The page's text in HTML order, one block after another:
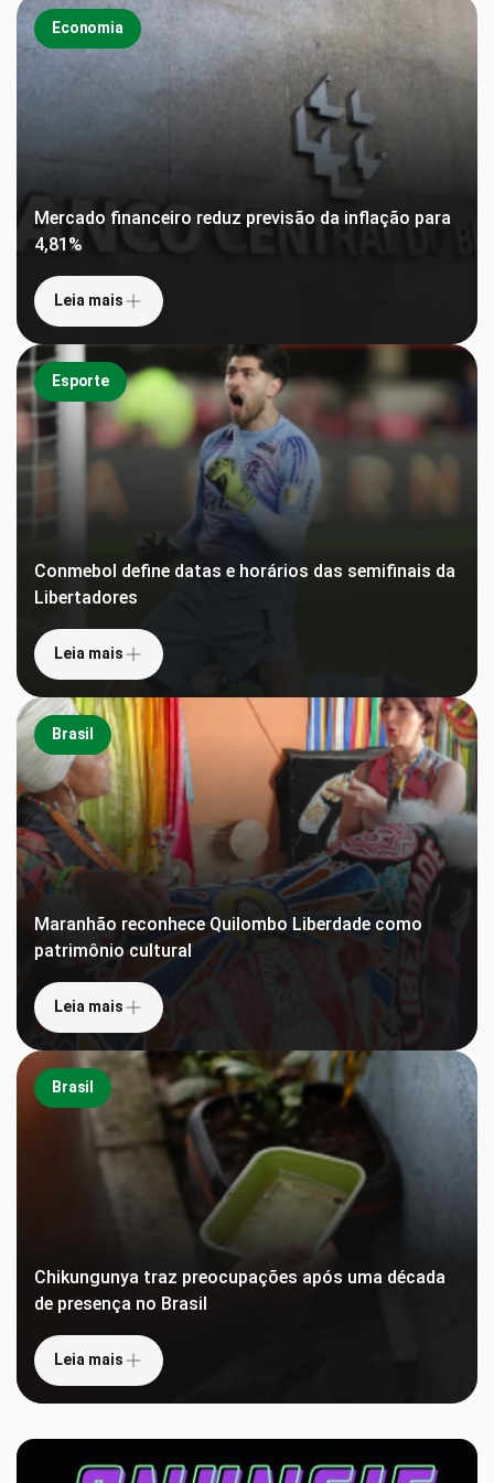
Economia
Mercado financeiro reduz previsão da inflação para
4,81%
Leia mais
Esporte
Conmebol define datas e horários das semifinais da
Libertadores
Leia mais
Brasil
Maranhão reconhece Quilombo Liberdade como
patrimônio cultural
Leia mais
Brasil
Chikungunya traz preocupações após uma década
de presença no Brasil
Leia mais